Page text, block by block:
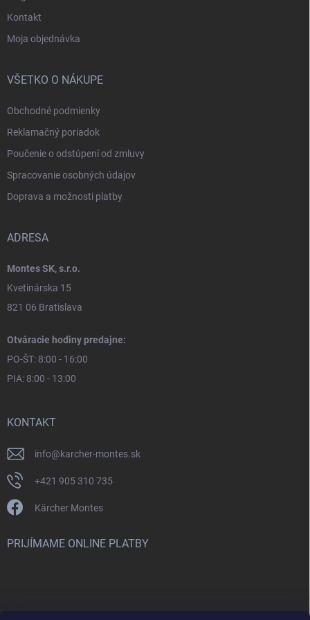
Kontakt
Moja objednávka
VŠETKO O NÁKUPE
Obchodné podmienky
Reklamačný poriadok
Poučenie o odstúpení od zmluvy
Spracovanie osobných údajov
Doprava a možnosti platby
ADRESA
Montes SK, s.r.o.
Kvetinárska 15
821 06 Bratislava
Otváracie hodiny predajne:
PO-ŠT: 8:00 - 16:00
PIA: 8:00 - 13:00
KONTAKT
info@karcher-montes.sk
+421 905 310 735
Kärcher Montes
PRIJÍMAME ONLINE PLATBY